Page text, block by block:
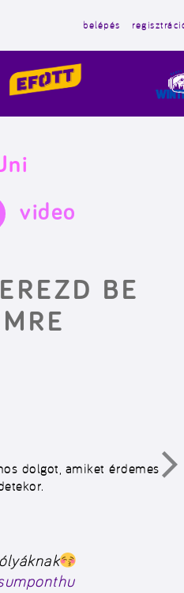
belépés
video
BE
dolgot, amiket érdemes